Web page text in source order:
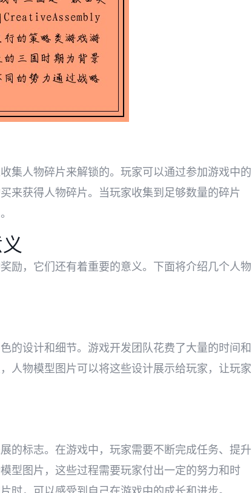
集人物碎片来解锁的。玩家可以通过参加游戏中的
来获得人物碎片。当玩家收集到足够数量的碎片
励，它们还有着重要的意义。下面将介绍几个人物
的设计和细节。游戏开发团队花费了大量的时间和
人物模型图片可以将这些设计展示给玩家，让玩家
的标志。在游戏中，玩家需要不断完成任务、提升
型图片，这些过程需要玩家付出一定的努力和时